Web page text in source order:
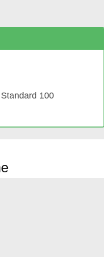
100